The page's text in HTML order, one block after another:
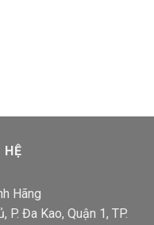
HỆ
Hãng
P. Đa Kao, Quận 1, TP.